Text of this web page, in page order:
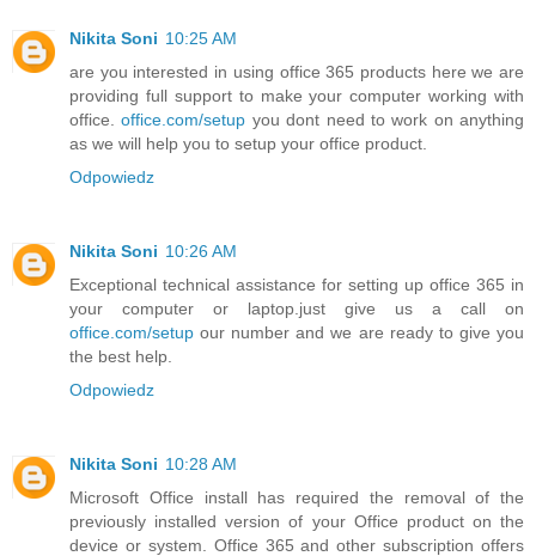
Nikita Soni 10:25 AM
are you interested in using office 365 products here we are
providing full support to make your computer working with
office.office.com/setup you dont need to work on anything
as we will help you to setup your office product.
Odpowiedz
Nikita Soni 10:26 AM
Exceptional technical assistance for setting up office 365 in
your computer or laptop.just give us a call on
office.com/setup our number and we are ready to give you
the best help.
Odpowiedz
Nikita Soni 10:28 AM
Microsoft Office install has required the removal of the
previously installed version of your Office product on the
device or system. Office 365 and other subscription offers